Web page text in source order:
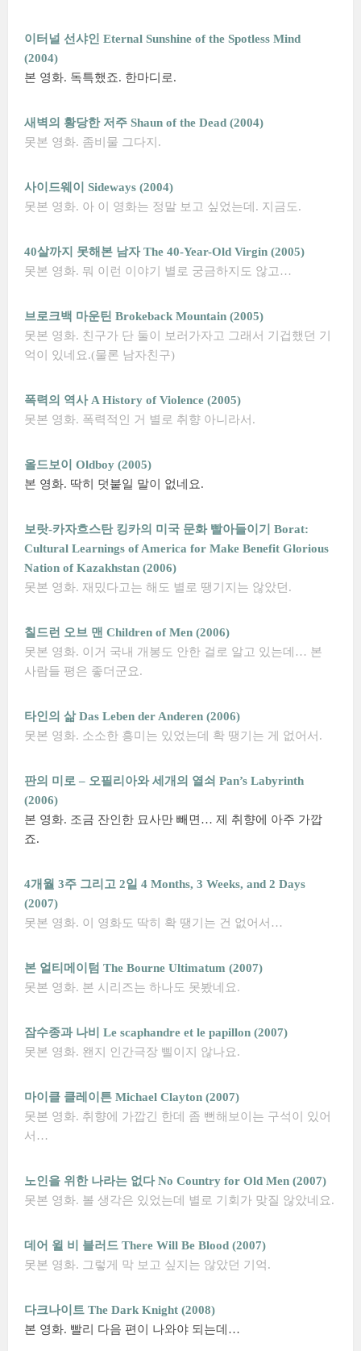
이터널 선샤인 Eternal Sunshine of the Spotless Mind
(2004)
본 영화. 독특했죠. 한마디로.
새벽의 황당한 저주 Shaun of the Dead (2004)
못본 영화. 좀비물 그다지.
사이드웨이 Sideways (2004)
못본 영화. 아 이 영화는 정말 보고 싶었는데. 지금도.
40살까지 못해본 남자 The 40-Year-Old Virgin (2005)
못본 영화. 뭐 이런 이야기 별로 궁금하지도 않고…
브로크백 마운틴 Brokeback Mountain (2005)
못본 영화. 친구가 단 둘이 보러가자고 그래서 기겁했던 기
억이 있네요.(물론 남자친구)
폭력의 역사 A History of Violence (2005)
못본 영화. 폭력적인 거 별로 취향 아니라서.
올드보이 Oldboy (2005)
본 영화. 딱히 덧붙일 말이 없네요.
보랏-카자흐스탄 킹카의 미국 문화 빨아들이기 Borat:
Cultural Learnings of America for Make Benefit Glorious
Nation of Kazakhstan (2006)
못본 영화. 재밌다고는 해도 별로 땡기지는 않았던.
칠드런 오브 맨 Children of Men (2006)
못본 영화. 이거 국내 개봉도 안한 걸로 알고 있는데… 본
사람들 평은 좋더군요.
타인의 삶 Das Leben der Anderen (2006)
못본 영화. 소소한 흥미는 있었는데 확 땡기는 게 없어서.
판의 미로 – 오필리아와 세개의 열쇠 Pan’s Labyrinth
(2006)
본 영화. 조금 잔인한 묘사만 빼면… 제 취향에 아주 가깝
죠.
4개월 3주 그리고 2일 4 Months, 3 Weeks, and 2 Days
(2007)
못본 영화. 이 영화도 딱히 확 땡기는 건 없어서…
본 얼티메이텀 The Bourne Ultimatum (2007)
못본 영화. 본 시리즈는 하나도 못봤네요.
잠수종과 나비 Le scaphandre et le papillon (2007)
못본 영화. 왠지 인간극장 삘이지 않나요.
마이클 클레이튼 Michael Clayton (2007)
못본 영화. 취향에 가깝긴 한데 좀 뻔해보이는 구석이 있어
서…
노인을 위한 나라는 없다 No Country for Old Men (2007)
못본 영화. 볼 생각은 있었는데 별로 기회가 맞질 않았네요.
데어 윌 비 블러드 There Will Be Blood (2007)
못본 영화. 그렇게 막 보고 싶지는 않았던 기억.
다크나이트 The Dark Knight (2008)
본 영화. 빨리 다음 편이 나와야 되는데…